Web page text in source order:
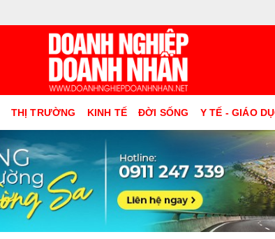
THỊ TRƯỜNG KINH TẾ ĐỜI SỐNG Y TẾ - GIÁO